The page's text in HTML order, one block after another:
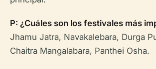
P: ¿Cuáles son los festivales más
Jhamu Jatra, Navakalebara, Durga
Chaitra Mangalabara, Panthei Osha.